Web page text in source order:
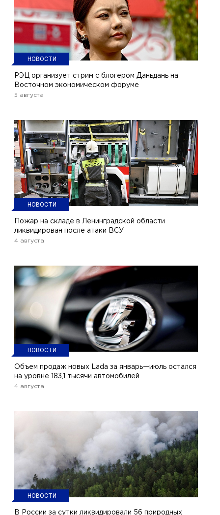
НОВОСТИ
РЭЦ организует стрим с блогером Даньдань на
Восточном экономическом форуме
5 августа
НОВОСТИ
Пожар на складе в Ленинградской области
ликвидирован после атаки ВСУ
4 августа
НОВОСТИ
Объем продаж новых Lada за январь—июль остался
на уровне 183,1 тысячи автомобилей
4 августа
НОВОСТИ
В России за сутки ликвидировали 56 природных